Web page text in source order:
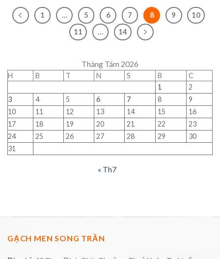
1 … 5 6 7 8 9
10
11
… 14
Tháng Tám 2026
H B T N S B
C
1
2
3
4 5 6 7 8
9
10
11 12 13 14 15
16
17
18 19 20 21 22
23
24
25 26 27 28 29
30
31
« Th7
GẠCH MEN SONG TRẦN